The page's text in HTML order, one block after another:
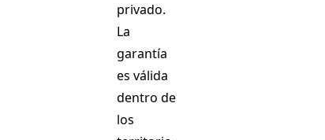
privado.
La
garantía
es válida
dentro de
los